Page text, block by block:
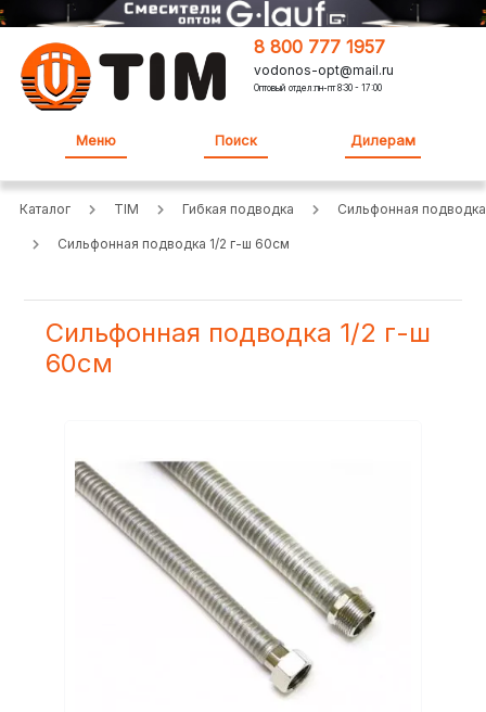
8 800 777 1957
vodonos-opt@mail.ru
Оптовый отдел:пн-пт 8:30 - 17:00
Меню Поиск Дилерам
Каталог TIM Гибкая подводка Сильфонная подводка
Сильфонная подводка 1/2 г-ш 60см
Сильфонная подводка 1/2 г-ш
60см